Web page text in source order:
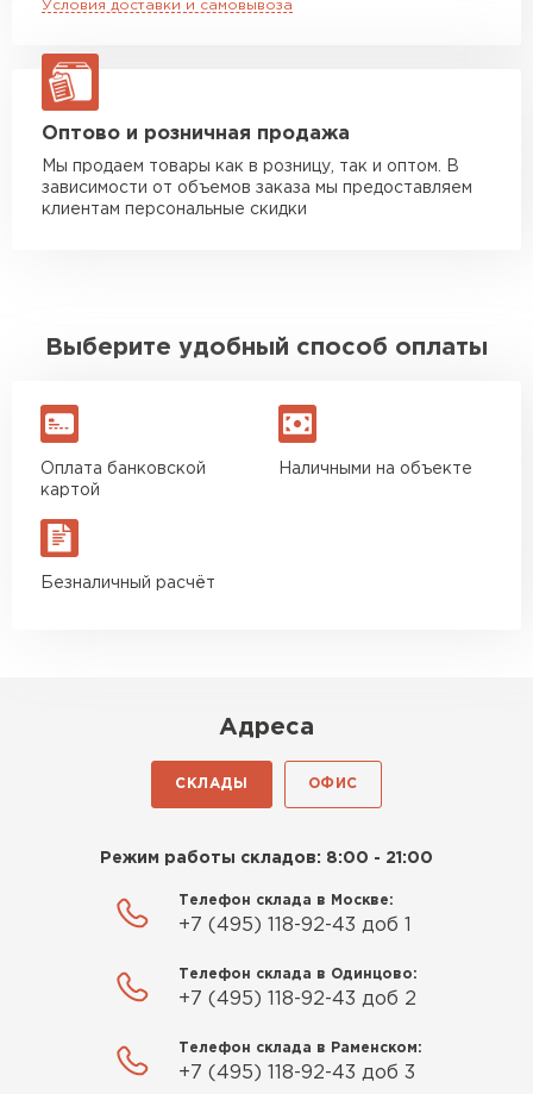
макс. длина груза 13,5 м
ЗАКАЗАТЬ С ДОСТАВКОЙ
Условия доставки и самовывоза
Оптово и розничная продажа
Мы продаем товары как в розницу, так и оптом. В
зависимости от объемов заказа мы предоставляем
клиентам персональные скидки
Выберите удобный способ оплаты
Оплата банковской
картой
Наличными на объекте
Безналичный расчёт
Адреса
СКЛАДЫ ОФИС
Режим работы складов: 8:00 - 21:00
Телефон склада в Москве:
+7 (495) 118-92-43 доб 1
Телефон склада в Одинцово:
+7 (495) 118-92-43 доб 2
Телефон склада в Раменском:
+7 (495) 118-92-43 доб 3